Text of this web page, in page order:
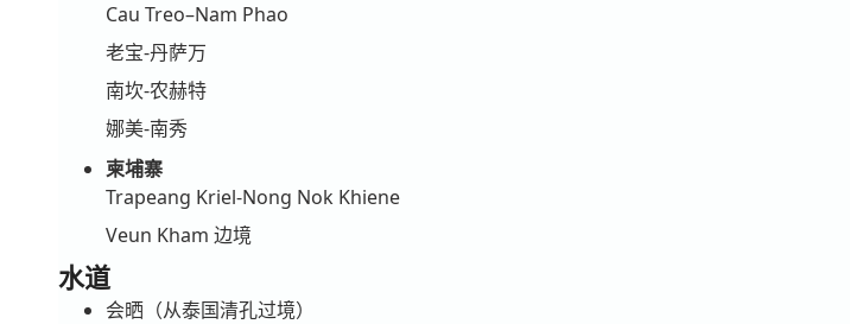
Cau Treo–Nam Phao
老宝-丹萨万
南坎-农赫特
娜美-南秀
柬埔寨
Trapeang Kriel-Nong Nok Khiene
Veun Kham 边境
水道
会晒（从泰国清孔过境）